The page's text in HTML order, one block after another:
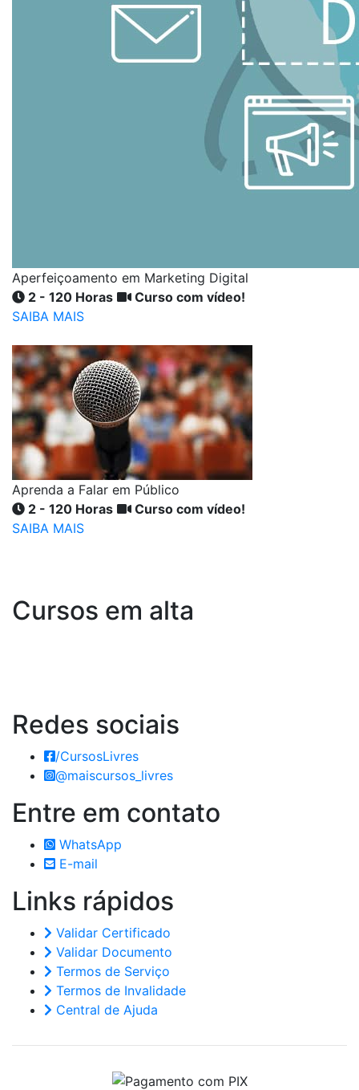
Aperfeiçoamento em Marketing Digital
2 - 120 Horas
Curso com vídeo!
SAIBA MAIS
Aprenda a Falar em Público
2 - 120 Horas
Curso com vídeo!
SAIBA MAIS
Cursos em alta
Redes sociais
/CursosLivres
@maiscursos_livres
Entre em contato
WhatsApp
E-mail
Links rápidos
Validar Certificado
Validar Documento
Termos de Serviço
Termos de Invalidade
Central de Ajuda